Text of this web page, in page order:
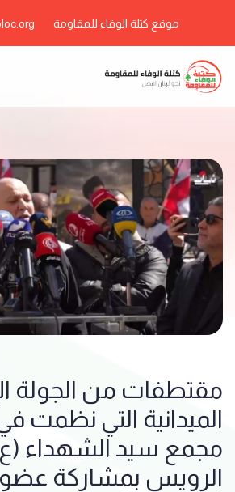
موقع كتلة الوفاء للمقاومة
مقتطفات من الجولة
الميدانية التي نظمت
مجمع سيد الشهداء
الرويس بمشاركة عضو